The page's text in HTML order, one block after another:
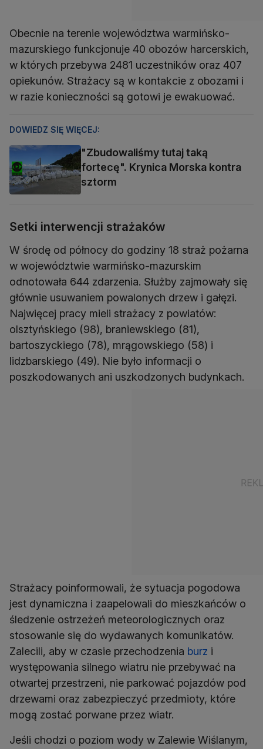
Obecnie na terenie województwa warmińsko-
mazurskiego funkcjonuje 40 obozów harcerskich,
w których przebywa 2481 uczestników oraz 407
opiekunów. Strażacy są w kontakcie z obozami i
w razie konieczności są gotowi je ewakuować.
DOWIEDZ SIĘ WIĘCEJ:
"Zbudowaliśmy tutaj taką
fortecę". Krynica Morska kontra
sztorm
Setki interwencji strażaków
W środę od północy do godziny 18 straż pożarna
w województwie warmińsko-mazurskim
odnotowała 644 zdarzenia. Służby zajmowały się
głównie usuwaniem powalonych drzew i gałęzi.
Najwięcej pracy mieli strażacy z powiatów:
olsztyńskiego (98), braniewskiego (81),
bartoszyckiego (78), mrągowskiego (58) i
lidzbarskiego (49). Nie było informacji o
poszkodowanych ani uszkodzonych budynkach.
Strażacy poinformowali, że sytuacja pogodowa
jest dynamiczna i zaapelowali do mieszkańców o
śledzenie ostrzeżeń meteorologicznych oraz
stosowanie się do wydawanych komunikatów.
Zalecili, aby w czasie przechodzenia burz i
występowania silnego wiatru nie przebywać na
otwartej przestrzeni, nie parkować pojazdów pod
drzewami oraz zabezpieczyć przedmioty, które
mogą zostać porwane przez wiatr.
Jeśli chodzi o poziom wody w Zalewie Wiślanym,